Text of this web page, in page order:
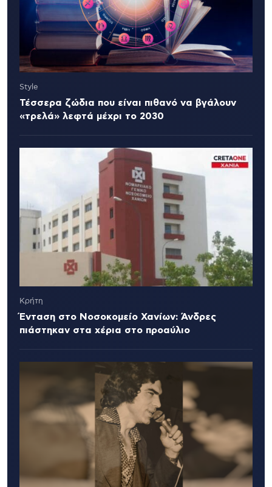
Style
Τέσσερα ζώδια που είναι πιθανό να βγάλουν
«τρελά» λεφτά μέχρι το 2030
Κρήτη
Ένταση στο Νοσοκομείο Χανίων: Άνδρες
πιάστηκαν στα χέρια στο προαύλιο